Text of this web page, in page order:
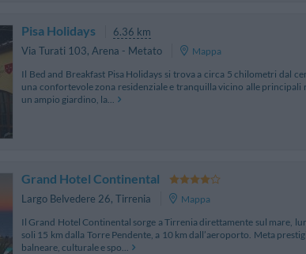
Pisa Holidays
6.36 km
Via Turati 103, Arena - Metato
Mappa
Il Bed and Breakfast Pisa Holidays si trova a circa 5 chilometri dal
una confortevole zona residenziale e tranquilla vicino alle principali
un ampio giardino, la...
Grand Hotel Continental
Largo Belvedere 26, Tirrenia
Mappa
Il Grand Hotel Continental sorge a Tirrenia direttamente sul mare,
soli 15 km dalla Torre Pendente, a 10 km dall’aeroporto. Meta
balneare, culturale e spo...